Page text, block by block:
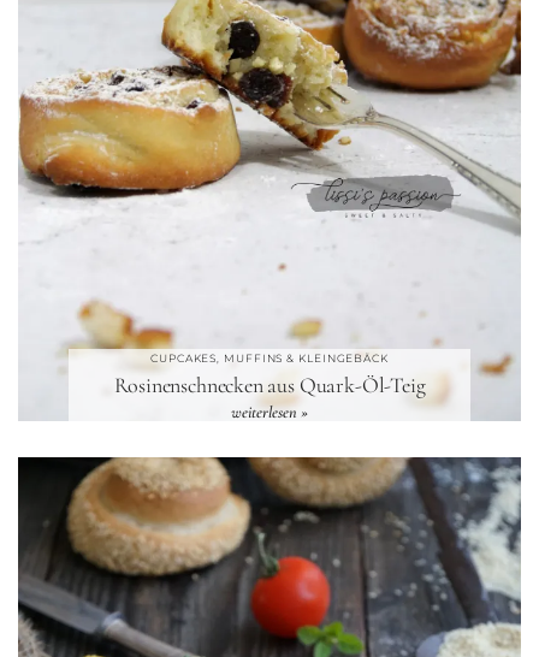
CUPCAKES, MUFFINS & KLEINGEBÄCK
Rosinenschnecken aus Quark-Öl-Teig
weiterlesen »